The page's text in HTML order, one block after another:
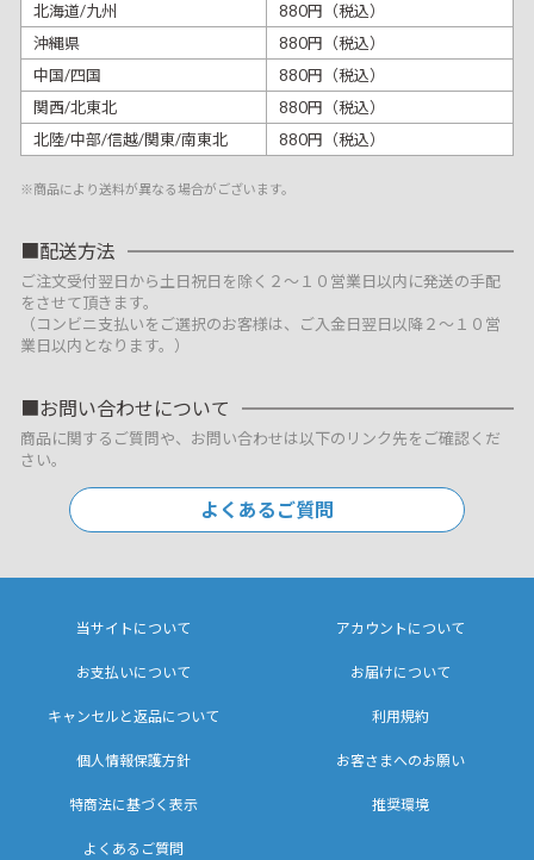
北海道/九州
880円（税込）
沖縄県
880円（税込）
中国/四国
880円（税込）
関西/北東北
880円（税込）
北陸/中部/信越/関東/南東北
880円（税込）
※商品により送料が異なる場合がございます。
配送方法
ご注文受付翌日から土日祝日を除く２～１０営業日以内に発送の手配
をさせて頂きます。
（コンビニ支払いをご選択のお客様は、ご入金日翌日以降２～１０営
業日以内となります。）
お問い合わせについて
商品に関するご質問や、お問い合わせは以下のリンク先をご確認くだ
さい。
よくあるご質問
当サイトについて アカウントについて
お支払いについて お届けについて
キャンセルと返品について 利用規約
個人情報保護方針 お客さまへのお願い
特商法に基づく表示 推奨環境
よくあるご質問